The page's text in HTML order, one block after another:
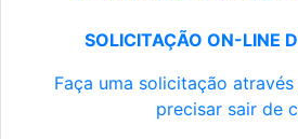
SOLICITAÇÃO ON-LINE
Faça uma solicitação
precisar sair de